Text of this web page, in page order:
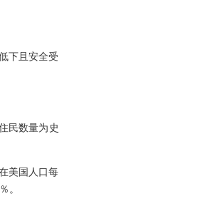
下且安全受
民数量为史
美国人口每
。